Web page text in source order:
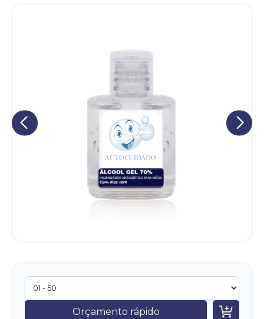
Orçamento rápido 
Eu concordo em receber comunicações.
A nossa empresa está comprometida a proteger e respeitar
sua privacidade, utilizaremos seus dados apenas para fins
de marketing. Você pode alterar suas preferências a
qualquer momento.
Iniciar conversa